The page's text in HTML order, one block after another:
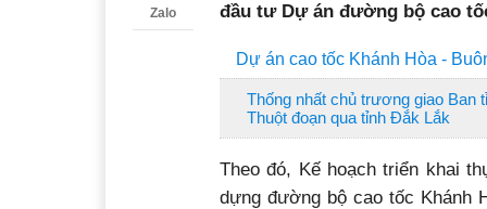
Zalo
đầu tư Dự án đường bộ cao
Dự án cao tốc Khánh Hòa -
Thống nhất chủ trương giao Ban
Thuột đoạn qua tỉnh Đắk Lắk
Theo đó, Kế hoạch triển khai
dựng đường bộ cao tốc Khánh